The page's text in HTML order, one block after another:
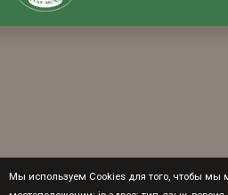
Мы используем Cookies для того, чтобы мы